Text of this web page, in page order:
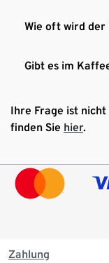
Wie oft wird
Gibt es im
Ihre Frage ist
finden Sie hier.
Zahlung